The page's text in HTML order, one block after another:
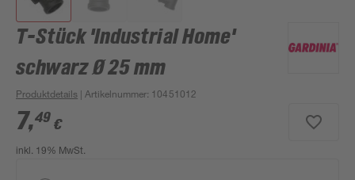
T-Stück 'Industrial Home'
schwarz Ø 25 mm
Produktdetails | Artikelnummer: 10451012
7,49 €
inkl. 19% MwSt.